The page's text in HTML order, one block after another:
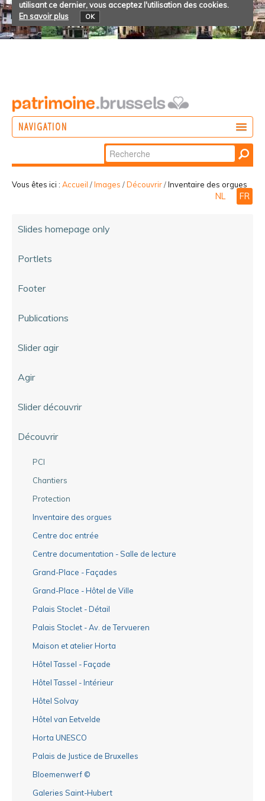
utilisant ce dernier, vous acceptez l'utilisation des cookies.
En savoir plus
OK
NAVIGATION
Chercher par
Recherche
avancée…
Vous êtes ici : Accueil /Images /Découvrir/Inventaire des orgues
NL FR
Slides homepage only
Portlets
Footer
Publications
Slider agir
Agir
Slider découvrir
Découvrir
PCI
Chantiers
Protection
Inventaire des orgues
Centre doc entrée
Centre documentation - Salle de lecture
Grand-Place - Façades
Grand-Place - Hôtel de Ville
Palais Stoclet - Détail
Palais Stoclet - Av. de Tervueren
Maison et atelier Horta
Hôtel Tassel - Façade
Hôtel Tassel - Intérieur
Hôtel Solvay
Hôtel van Eetvelde
Horta UNESCO
Palais de Justice de Bruxelles
Bloemenwerf ©
Galeries Saint-Hubert